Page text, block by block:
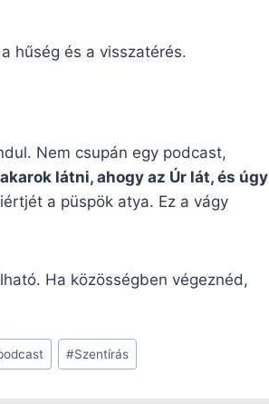
hűség és a visszatérés.
Nem csupán egy podcast,
látni, ahogy az Úr lát, és úgy
a püspök atya. Ez a vágy
Ha közösségben végeznéd,
#Szentírás